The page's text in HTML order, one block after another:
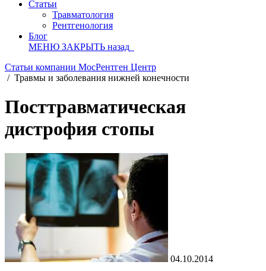
Статьи
Травматология
Рентгенология
Блог
МЕНЮ ЗАКРЫТЬ назад
Статьи компании МосРентген Центр
/ Травмы и заболевания нижней конечности
Посттравматическая
дистрофия стопы
04.10.2014